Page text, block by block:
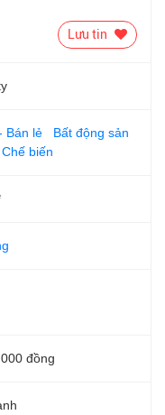
Lưu tin
Bán lẻ
Bất động sản
biến
đồng